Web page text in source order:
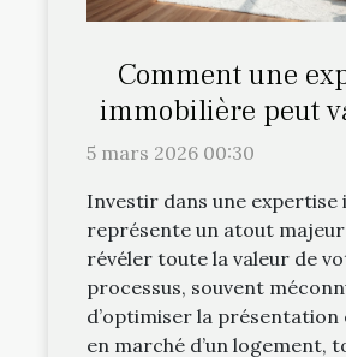
Comment une
immobilière peut
votre bien ?
5 mars 2026 00:30
Investir dans une expertise
représente un atout
révéler toute la valeur de
processus, souvent
d’optimiser la présentation
en marché d’un logement,